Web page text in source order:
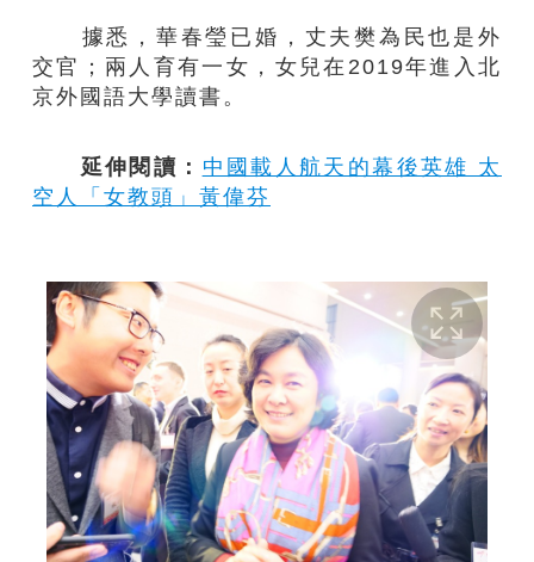
據悉，華春瑩已婚，丈夫樊為民也是外
交官；兩人育有一女，女兒在2019年進入北
京外國語大學讀書。
延伸閱讀： 中國載人航天的幕後英雄 太
空人「女教頭」黃偉芬